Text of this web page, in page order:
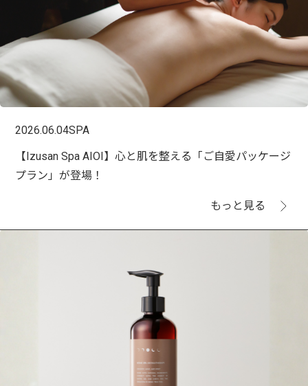
2026.06.04SPA
【Izusan Spa AIOI】心と肌を整える「ご自愛パッケージ
プラン」が登場！
もっと見る